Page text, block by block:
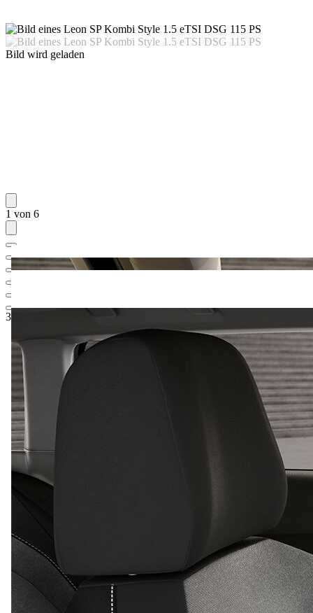
Bild wird geladen
1 von 6
34.374,07 €